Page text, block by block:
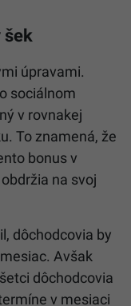
šek
úpravami.
sociálnom
v rovnakej
To znamená, že
bonus v
na svoj
dôchodcovia by
Avšak
dôchodcovia
v mesiaci